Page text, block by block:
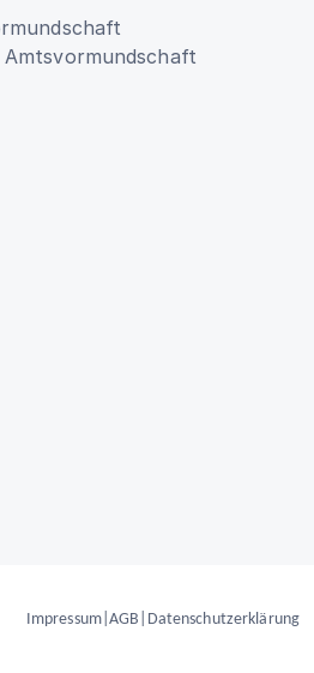
Amtsvormundschaft
Impressum|AGB Datenschutzerklärung